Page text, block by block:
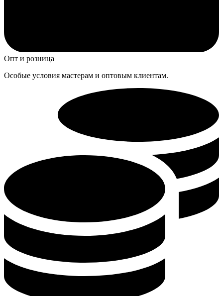
Опт и розница
Особые условия мастерам и оптовым клиентам.